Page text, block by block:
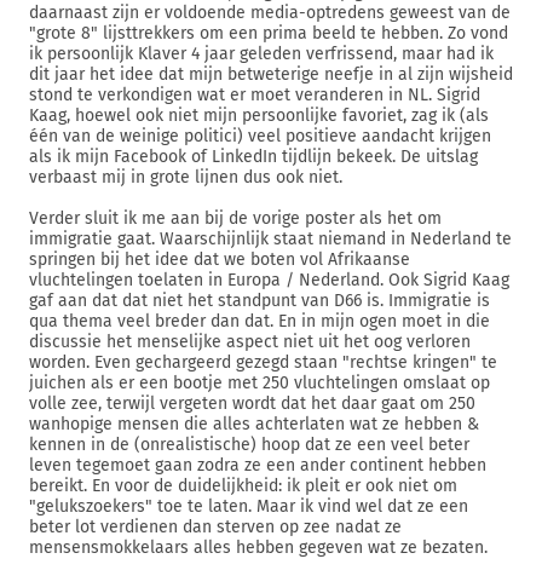
daarnaast zijn er voldoende media-optredens geweest van de
"grote 8" lijsttrekkers om een prima beeld te hebben. Zo vond
ik persoonlijk Klaver 4 jaar geleden verfrissend, maar had ik
dit jaar het idee dat mijn betweterige neefje in al zijn wijsheid
stond te verkondigen wat er moet veranderen in NL. Sigrid
Kaag, hoewel ook niet mijn persoonlijke favoriet, zag ik (als
één van de weinige politici) veel positieve aandacht krijgen
als ik mijn Facebook of LinkedIn tijdlijn bekeek. De uitslag
verbaast mij in grote lijnen dus ook niet.
Verder sluit ik me aan bij de vorige poster als het om
immigratie gaat. Waarschijnlijk staat niemand in Nederland te
springen bij het idee dat we boten vol Afrikaanse
vluchtelingen toelaten in Europa / Nederland. Ook Sigrid Kaag
gaf aan dat dat niet het standpunt van D66 is. Immigratie is
qua thema veel breder dan dat. En in mijn ogen moet in die
discussie het menselijke aspect niet uit het oog verloren
worden. Even gechargeerd gezegd staan "rechtse kringen" te
juichen als er een bootje met 250 vluchtelingen omslaat op
volle zee, terwijl vergeten wordt dat het daar gaat om 250
wanhopige mensen die alles achterlaten wat ze hebben &
kennen in de (onrealistische) hoop dat ze een veel beter
leven tegemoet gaan zodra ze een ander continent hebben
bereikt. En voor de duidelijkheid: ik pleit er ook niet om
"gelukszoekers" toe te laten. Maar ik vind wel dat ze een
beter lot verdienen dan sterven op zee nadat ze
mensensmokkelaars alles hebben gegeven wat ze bezaten.